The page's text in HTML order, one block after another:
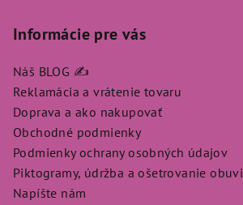
Informácie pre vás
Náš BLOG ✍️
Reklamácia a vrátenie tovaru
Doprava a ako nakupovať
Obchodné podmienky
Podmienky ochrany osobných údajov
Piktogramy, údržba a ošetrovanie obuvi
Napíšte nám